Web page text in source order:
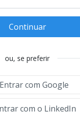
Continuar
ou, se preferir
com Google
com o LinkedIn